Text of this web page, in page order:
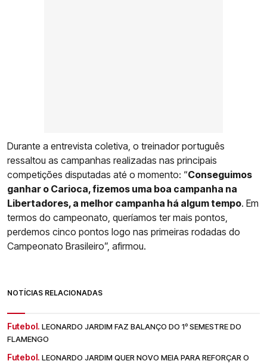
Durante a entrevista coletiva, o treinador português
ressaltou as campanhas realizadas nas principais
competições disputadas até o momento: “Conseguimos
ganhar o Carioca, fizemos uma boa campanha na
Libertadores, a melhor campanha há algum tempo. Em
termos do campeonato, queríamos ter mais pontos,
perdemos cinco pontos logo nas primeiras rodadas do
Campeonato Brasileiro”, afirmou.
NOTÍCIAS RELACIONADAS
Futebol. LEONARDO JARDIM FAZ BALANÇO DO 1º SEMESTRE DO
FLAMENGO
Futebol. LEONARDO JARDIM QUER NOVO MEIA PARA REFORÇAR O